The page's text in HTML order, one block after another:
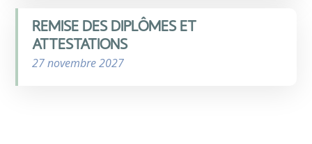
REMISE DES DIPLÔMES ET
ATTESTATIONS
27 novembre 2027